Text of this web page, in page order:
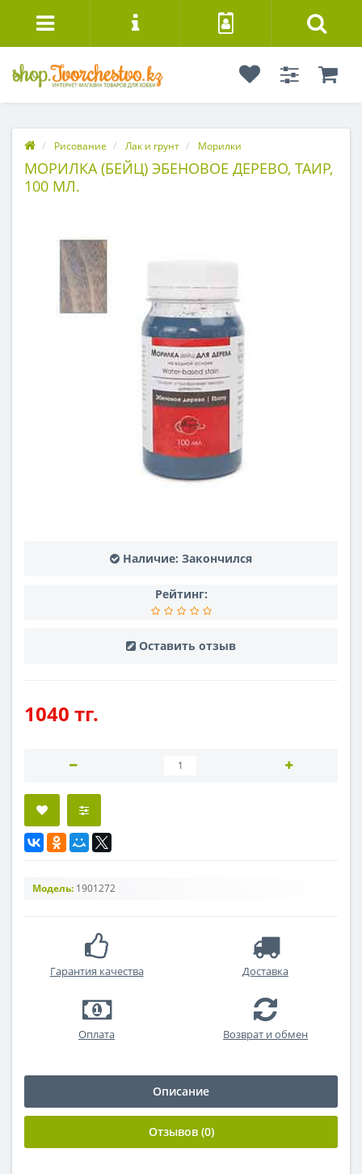
Рисование Лак и грунт Морилки
МОРИЛКА (БЕЙЦ) ЭБЕНОВОЕ ДЕРЕВО, ТАИР,
100 МЛ.
Наличие: Закончился
Рейтинг:
Оставить отзыв
1040 тг.
Модель: 1901272
Гарантия качества Доставка
Оплата Возврат и обмен
Описание
Отзывов (0)